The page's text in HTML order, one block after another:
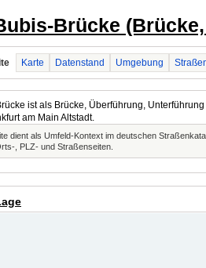
Brücke
Karte Datenstand Umgebung
ist als Brücke, Überführung,
am Main Altstadt.
dient als Umfeld-Kontext im deutschen
, PLZ- und Straßenseiten.